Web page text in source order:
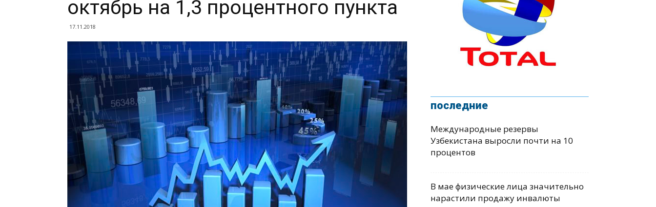
октябрь на 1,3 процентного пункта
17.11.2018
последние
Международные резервы
Узбекистана выросли почти на 10
процентов
В мае физические лица значительно
нарастили продажу инвалюты